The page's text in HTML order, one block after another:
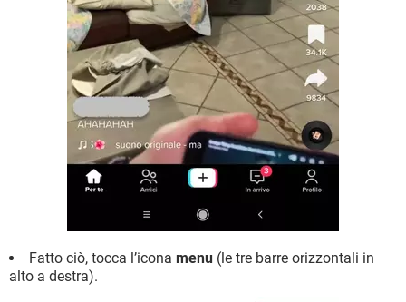
Fatto ciò, tocca l’icona menu (le tre barre orizzontali in
alto a destra).